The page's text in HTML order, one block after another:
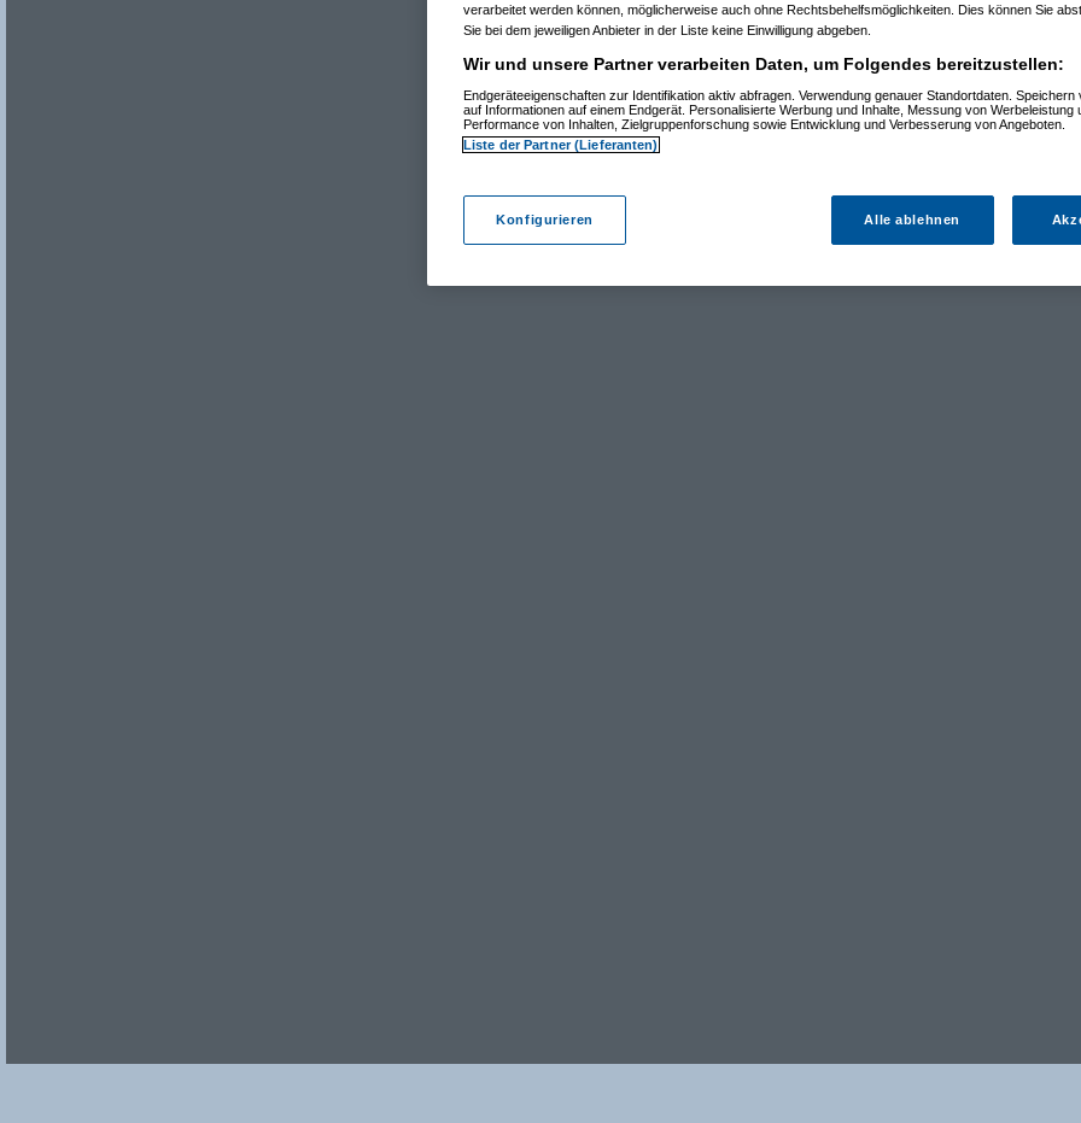
verarbeitet werden können, möglicherweise auch ohne Rechtsbehelfsmöglichkeiten. Dies können Sie
Sie bei dem jeweiligen Anbieter in der Liste keine Einwilligung abgeben.
Wir und unsere Partner verarbeiten Daten, um Folgendes bereitzustellen:
Endgeräteeigenschaften zur Identifikation aktiv abfragen. Verwendung genauer Standortdaten. Speichern
auf Informationen auf einem Endgerät. Personalisierte Werbung und Inhalte, Messung von Werbeleistung
Performance von Inhalten, Zielgruppenforschung sowie Entwicklung und Verbesserung von Angeboten.
Liste der Partner (Lieferanten)
Konfigurieren Alle ablehnen